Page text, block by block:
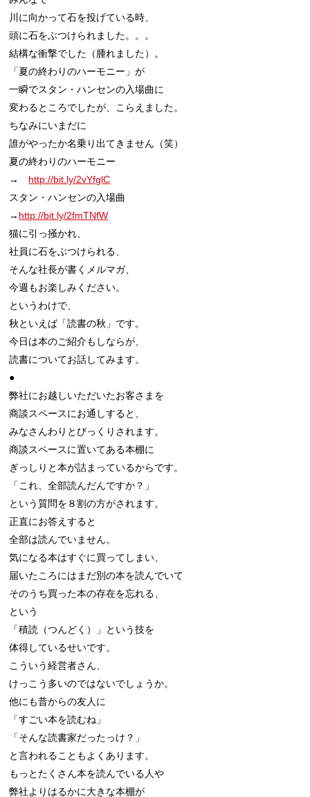
川に向かって石を投げている時、
頭に石をぶつけられました。。。
結構な衝撃でした（腫れました）。
「夏の終わりのハーモニー」が
一瞬でスタン・ハンセンの入場曲に
変わるところでしたが、こらえました。
ちなみにいまだに
誰がやったか名乗り出てきません（笑）
夏の終わりのハーモニー
→ http://bit.ly/2vYfglC
スタン・ハンセンの入場曲
→ http://bit.ly/2fmTNfW
猫に引っ掻かれ、
社員に石をぶつけられる、
そんな社長が書くメルマガ、
今週もお楽しみください。
というわけで、
秋といえば「読書の秋」です。
今日は本のご紹介もしならが、
読書についてお話してみます。
●
弊社にお越しいただいたお客さまを
商談スペースにお通しすると、
みなさんわりとびっくりされます。
商談スペースに置いてある本棚に
ぎっしりと本が詰まっているからです。
「これ、全部読んだんですか？」
という質問を８割の方がされます。
正直にお答えすると
全部は読んでいません。
気になる本はすぐに買ってしまい、
届いたころにはまだ別の本を読んでいて
そのうち買った本の存在を忘れる、
という
「積読（つんどく）」という技を
体得しているせいです。
こういう経営者さん、
けっこう多いのではないでしょうか。
他にも昔からの友人に
「すごい本を読むね」
「そんな読書家だったっけ？」
と言われることもよくあります。
もっとたくさん本を読んでいる人や
弊社よりはるかに大きな本棚が